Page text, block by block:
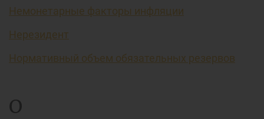
Немонетарные факторы инфляции
Нерезидент
Нормативный объем обязательных резервов
О